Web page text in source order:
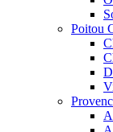
Poitou